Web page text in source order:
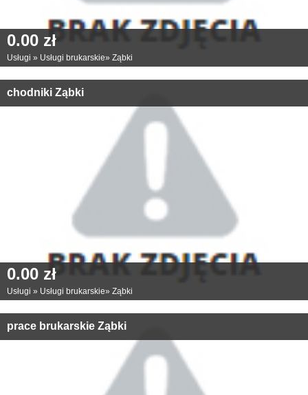
0.00 zł
Usługi » Usługi brukarskie» Ząbki
chodniki Ząbki
0.00 zł
Usługi » Usługi brukarskie» Ząbki
prace brukarskie Ząbki